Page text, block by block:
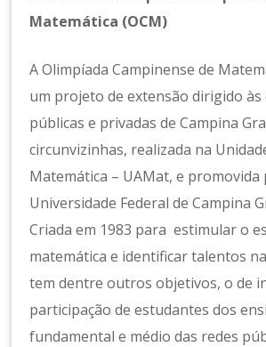
n
n
s
e
d
e
M
at
e
m
át
ic
a
Matemática (OCM)
A Olimpíada Campinense de
um projeto de extensão dirigido às
públicas e privadas de Campina
circunvizinhas, realizada na
Matemática – UAMat, e promovida
Universidade Federal de Campina
Criada em 1983 para estimular o
matemática e identificar talentos
tem dentre outros objetivos, o de
participação de estudantes dos
fundamental e médio das redes